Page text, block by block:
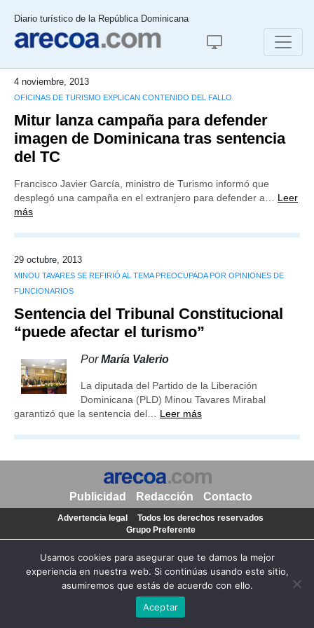
Diario turístico de la República Dominicana
4 noviembre, 2013
OFICINAS DE TURISMO EXPLICAN CONTENIDO DEL FALLO
Mitur lanza campaña para defender
imagen de Dominicana tras sentencia
del TC
Francisco Javier García, ministro de Turismo informó que
desplegó una campaña en el extranjero para defender a… Leer
más
29 octubre, 2013
MINOU TAVARES SE REFIRIÓ AL TEMA PREOCUPADA POR OPINIONES DE
FUNCIONARIOS
Sentencia del Tribunal Constitucional
“puede afectar el turismo”
PorMaría Valerio
La diputada del Partido de la Liberación
Dominicana (PLD) Minou Tavares Mirabal
garantizó que la sentencia del… Leer más
Usamos cookies para asegurar que te damos la mejor
experiencia en nuestra web. Si continúas usando este sitio,
asumiremos que estás de acuerdo con ello.
Aceptar
Publicidad Redacción Contacto
Advertencia legal
Todos los derechos reservados
Grupo Preferente